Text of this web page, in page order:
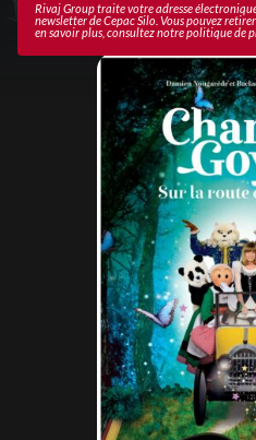
Rivaj Group traite votre adresse
newsletter deCepac Silo . Vous pouvez
en savoir plus, consultez notrepolitique de